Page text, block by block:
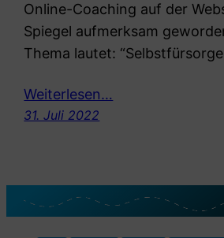
Online-Coaching auf der
Spiegel aufmerksam
Thema lautet:
Weiterlesen…
31. Juli 2022